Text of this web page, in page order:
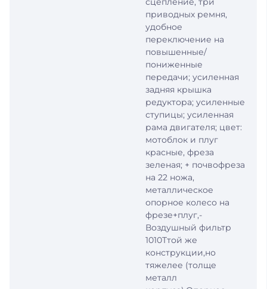
приводных ремня,
удобное
переключение на
повышенные/
пониженные
передачи; усиленная
задняя крышка
редуктора; усиленные
ступицы; усиленная
рама двигателя; цвет:
мотоблок и плуг
красные, фреза
зеленая; + почвофреза
на 22 ножа,
металлическое
опорное колесо на
фрезе+плуг,-
Воздушный фильтр
1010Tтой же
конструкции,но
тяжелее (толще
металл